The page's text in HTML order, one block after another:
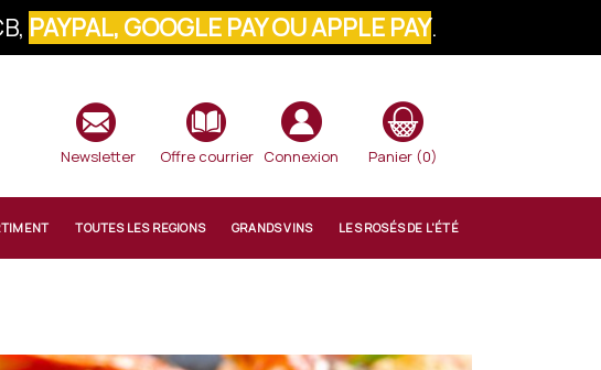
SUR VOTRE COMMANDE
Newsletter Offre courrier Connexion Panier (0)
TOUTES LES REGIONS GRANDS VINS LES ROSÉS DE L'ÉTÉ